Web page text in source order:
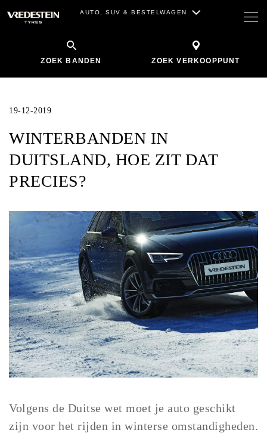
AUTO, SUV & BESTELWAGEN
ZOEK BANDEN ZOEK VERKOOPPUNT
19-12-2019
WINTERBANDEN IN
DUITSLAND, HOE ZIT DAT
PRECIES?
Volgens de Duitse wet moet je auto geschikt
zijn voor het rijden in winterse omstandigheden.